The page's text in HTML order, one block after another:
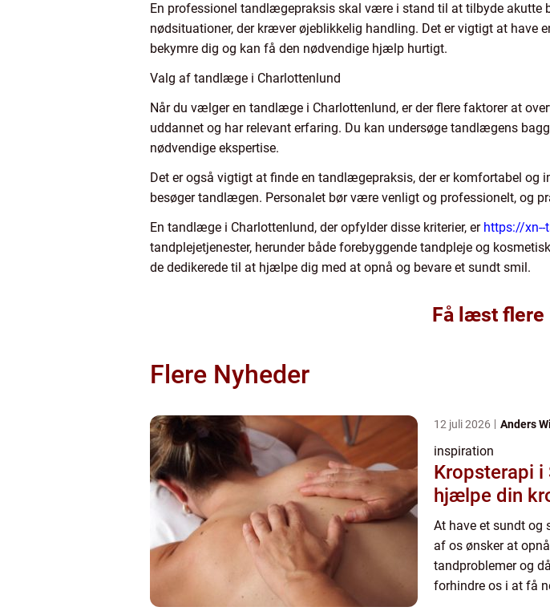
En professionel tandlægepraksis skal være i stand til at tilbyde
nødsituationer, der kræver øjeblikkelig handling. Det er vigtigt at have
bekymre dig og kan få den nødvendige hjælp hurtigt.
Valg af tandlæge i Charlottenlund
Når du vælger en tandlæge i Charlottenlund, er der flere faktorer at
uddannet og har relevant erfaring. Du kan undersøge tandlægens
nødvendige ekspertise.
Det er også vigtigt at finde en tandlægepraksis, der er komfortabel og
besøger tandlægen. Personalet bør være venligt og professionelt, og
En tandlæge i Charlottenlund, der opfylder disse kriterier, er https://xn--
tandplejetjenester, herunder både forebyggende tandpleje og
de dedikerede til at hjælpe dig med at opnå og bevare et sundt smil.
Få læst
Flere Nyheder
12 juli 2026 Anders
inspiration
Kropsterapi i
hjælpe din
At have et sundt og
af os ønsker at
tandproblemer og
forhindre os i at få